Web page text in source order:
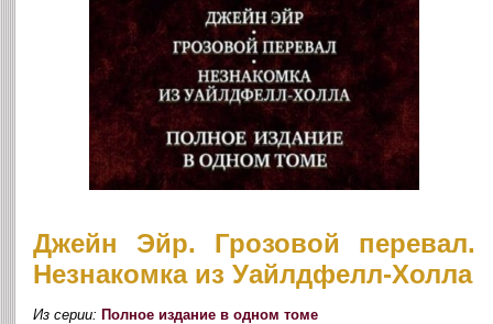
Джейн Эйр. Грозовой перевал.
Незнакомка из Уайлдфелл-Холла
Из серии:Полное издание в одном томе